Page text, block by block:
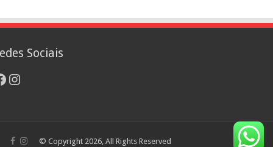
Sociais
Instagram
© Copyright 2026, All Rights Reserved